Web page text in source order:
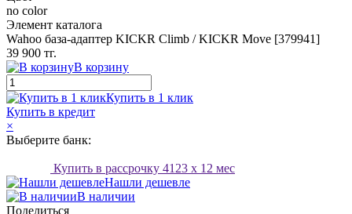
no color
Элемент каталога
Wahoo база‑адаптер KICKR Climb / KICKR Move [379941]
39 900 тг.
В корзину
Купить в 1 клик
Купить в кредит
×
Выберите банк:
Купить в рассрочку 4123 x 12 мес
Нашли дешевле
В наличии
Поделиться